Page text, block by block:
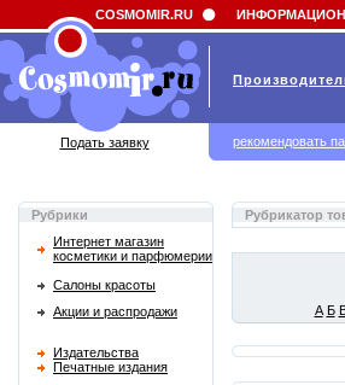
Field 'news_title' doesn't have a default value
Рубрики
Интернет магазин
косметики и парфюмерии
Салоны красоты
Акции и распродажи
Издательства
Печатные издания
Рубрикатор
А Б
COSMOMIR.RU
Подать заявку рекомендовать